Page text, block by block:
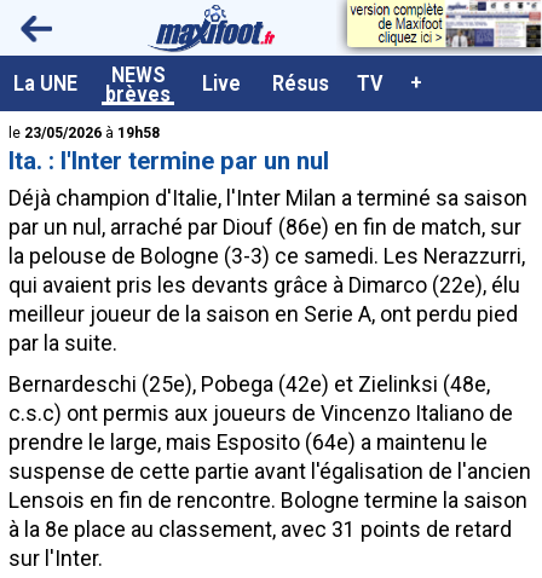
La UNE NEWS
brèves Live Résus TV +
<
le 23/05/2026 à 19h58
Ita. : l'Inter termine par un nul
Déjà champion d'Italie, l'Inter Milan a terminé sa saison
par un nul, arraché par Diouf (86e) en fin de match, sur
la pelouse de Bologne (3-3) ce samedi. Les Nerazzurri,
qui avaient pris les devants grâce à Dimarco (22e), élu
meilleur joueur de la saison en Serie A, ont perdu pied
par la suite.
Bernardeschi (25e), Pobega (42e) et Zielinksi (48e,
c.s.c) ont permis aux joueurs de Vincenzo Italiano de
prendre le large, mais Esposito (64e) a maintenu le
suspense de cette partie avant l'égalisation de l'ancien
Lensois en fin de rencontre. Bologne termine la saison
à la 8e place au classement, avec 31 points de retard
sur l'Inter.
A la UNE
Dernières brèves
Live / Matchs en direct
Résultats et Classements
Class. buteurs européens
Programme TV foot
Vidéos
Sondages
Tableau transferts L1
Taille de la police
Paramètrages / Options
Contact / Signaler un bug